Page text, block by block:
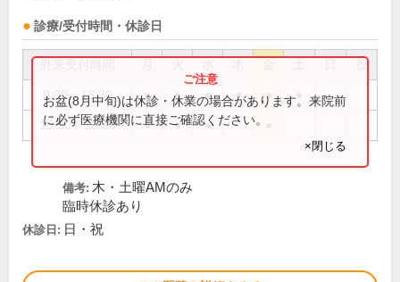
診療/受付時間・休診日
祝
9:00～13:30 ● ● ● ● ●
15:00～18:30 ● ● ●
お盆(8月中旬)は休診・休業の場合があります。来院前
に必ず医療機関に直接ご確認ください。
×閉じる
備考: 木・土曜AMのみ
臨時休診あり
休診日: 日・祝